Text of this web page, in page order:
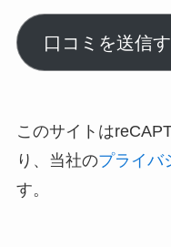
口コミを送信
このサイトは
り、当社のプライバ
す。